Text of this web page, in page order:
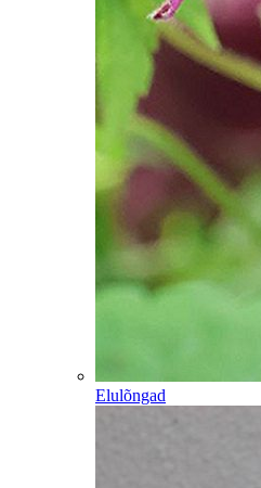
Elulõngad